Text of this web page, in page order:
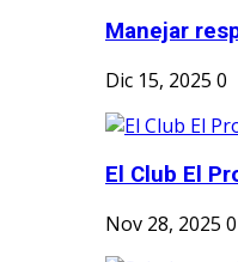
Manejar
Dic 15, 2025 0
El Club El
Nov 28, 2025 0